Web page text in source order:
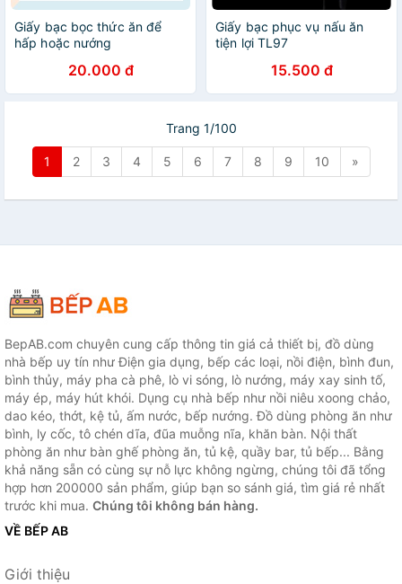
Giấy bạc bọc thức ăn để
hấp hoặc nướng
20.000 đ
Giấy bạc phục vụ nấu ăn
tiện lợi TL97
15.500 đ
Trang 1/100
1 2 3 4 5 6 7 8 9 10 »
BepAB.com chuyên cung cấp thông tin giá cả thiết bị, đồ dùng
nhà bếp uy tín như Điện gia dụng, bếp các loại, nồi điện, bình đun,
bình thủy, máy pha cà phê, lò vi sóng, lò nướng, máy xay sinh tố,
máy ép, máy hút khói. Dụng cụ nhà bếp như nồi niêu xoong chảo,
dao kéo, thớt, kệ tủ, ấm nước, bếp nướng. Đồ dùng phòng ăn như
bình, ly cốc, tô chén dĩa, đũa muỗng nĩa, khăn bàn. Nội thất
phòng ăn như bàn ghế phòng ăn, tủ kệ, quầy bar, tủ bếp... Bằng
khả năng sẵn có cùng sự nỗ lực không ngừng, chúng tôi đã tổng
hợp hơn 200000 sản phẩm, giúp bạn so sánh giá, tìm giá rẻ nhất
trước khi mua. Chúng tôi không bán hàng.
VỀ BẾP AB
Giới thiệu